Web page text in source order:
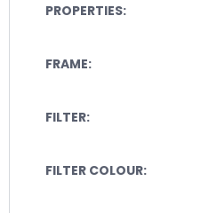
PROPERTIES:
FRAME:
FILTER:
FILTER COLOUR: